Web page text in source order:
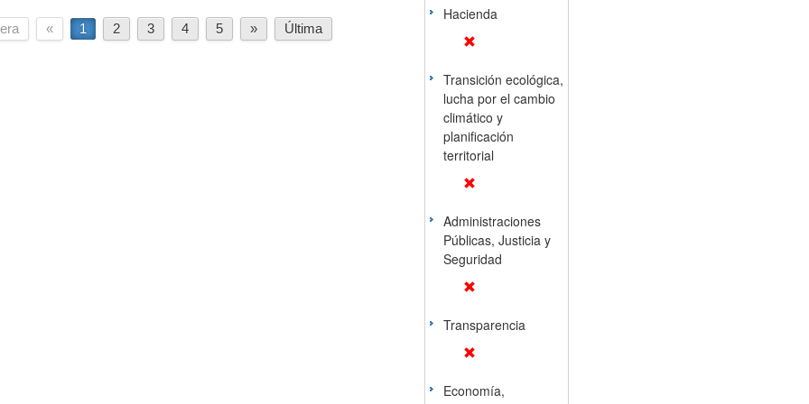
« 1 2 3 4 5 » Última
Hacienda
Transición ecológica,
lucha por el cambio
climático y
planificación
territorial
Administraciones
Públicas, Justicia y
Seguridad
Transparencia
Economía,